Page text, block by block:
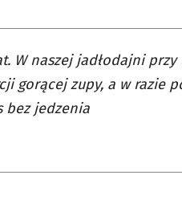
W naszej jadłodajni przy
gorącej zupy, a w razie
bez jedzenia